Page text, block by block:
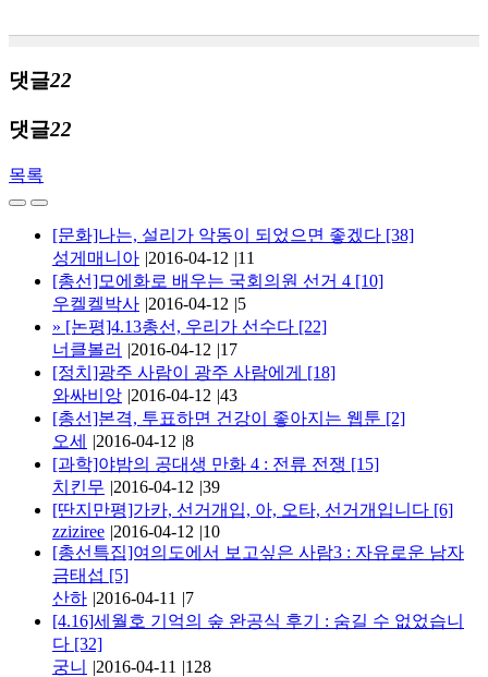
댓글22
댓글22
목록
[문화]나는, 설리가 악동이 되었으면 좋겠다 [38]
성게매니아 |2016-04-12 |11
[총선]모에화로 배우는 국회의원 선거 4 [10]
우켈켈박사 |2016-04-12 |5
» [논평]4.13총선, 우리가 선수다 [22]
너클볼러 |2016-04-12 |17
[정치]광주 사람이 광주 사람에게 [18]
와싸비앙 |2016-04-12 |43
[총선]본격, 투표하면 건강이 좋아지는 웹툰 [2]
오세
|2016-04-12 |8
[과학]야밤의 공대생 만화 4 : 전류 전쟁 [15]
치킨무 |2016-04-12 |39
[딴지만평]가카, 선거개입, 아, 오타, 선거개입니다 [6]
zziziree |2016-04-12 |10
[총선특집]여의도에서 보고싶은 사람3 : 자유로운 남자
금태섭 [5]
산하 |2016-04-11 |7
[4.16]세월호 기억의 숲 완공식 후기 : 숨길 수 없었습니
다 [32]
궁니
|2016-04-11 |128